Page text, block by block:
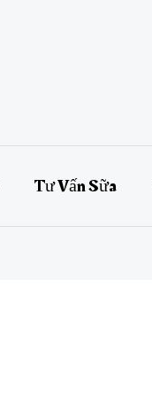
Tư Vấn Sữa